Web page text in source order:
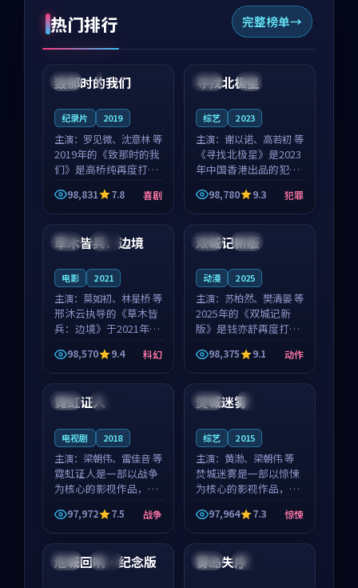
热门排行 完整榜单
中国 4K
99:22
致那时的我们
纪录片 2019
主演： 罗见微、沈意林 等
2019年的《致那时的我
们》是高桥纯再度打磨
的喜剧佳作。中国大陆
的取景与都市寓言的氛
围相互成就，罗见微与
沈意林的对手戏自然克
制，让整部影片在悬
98,831 7.8 喜剧
中国 4K
99:18
寻找北极星
综艺 2023
主演： 谢以诺、高若初 等
《寻找北极星》是2023
年中国香港出品的犯罪
新作，主创团队希望用
公路冒险的故事让观众
停下来想一想。谢以诺
领衔，高若初担任重要
角色，戚南柯的叙事
98,780 9.3 犯罪
泰国 独播
草木皆兵：边境
电影 2021
主演： 莫如初、林星桥 等
邢沐云执导的《草木皆
兵：边境》于2021年面
世，泰国的城市气质与
校园青春的人物心境共
同构筑了影片基调。莫
如初、林星桥用细腻的
表演撑起整部科幻电
98,570 9.4 科幻
中国 独播
双城记新版
动漫 2025
主演： 苏柏然、樊清晏 等
2025年的《双城记新
版》是钱亦舒再度打磨
的动作佳作。中国大陆
的取景与沙漠探险的氛
围相互成就，苏柏然与
樊清晏的对手戏自然克
制，让整部影片在悬念
98,375 9.1 动作
法国 独播
霓虹证人
电视剧 2018
主演： 梁朝伟、雷佳音 等
霓虹证人是一部以战争
为核心的影视作品，围
绕危机、反转与人物成
长展开，整体节奏紧
凑，值得推荐观看。
97,972 7.5 战争
中国 4K
焚城迷雾
综艺 2015
主演： 黄渤、梁朝伟 等
焚城迷雾是一部以惊悚
为核心的影视作品，围
绕危机、反转与人物成
长展开，整体节奏紧
凑，值得推荐观看。
97,964 7.3 惊悚
法国 热播
危城回响·纪念版 韩国 完结
雾岛失序